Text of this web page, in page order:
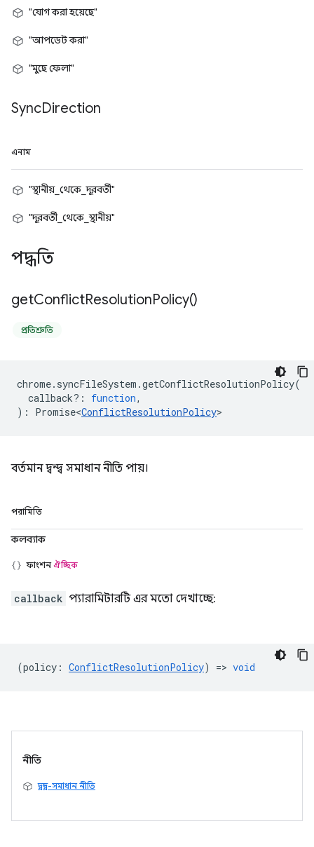
"যোগ করা হয়েছে"
"আপডেট করা"
"মুছে ফেলা"
SyncDirection
এনাম
"স্থানীয়_থেকে_দূরবর্তী"
"দূরবর্তী_থেকে_স্থানীয়"
পদ্ধতি
getConflictResolutionPolicy()
প্রতিশ্রুতি
chrome. syncFileSystem .getConflictResolutionPolicy(
callback? : function,
) : Promise<ConflictResolutionPolicy>
বর্তমান দ্বন্দ্ব সমাধান নীতি পায়।
পরামিতি
কলব্যাক
ফাংশনঐচ্ছিক
callback প্যারামিটারটি এর মতো দেখাচ্ছে:
(policy : ConflictResolutionPolicy) => void
নীতি
দ্বন্দ্ব-সমাধান নীতি